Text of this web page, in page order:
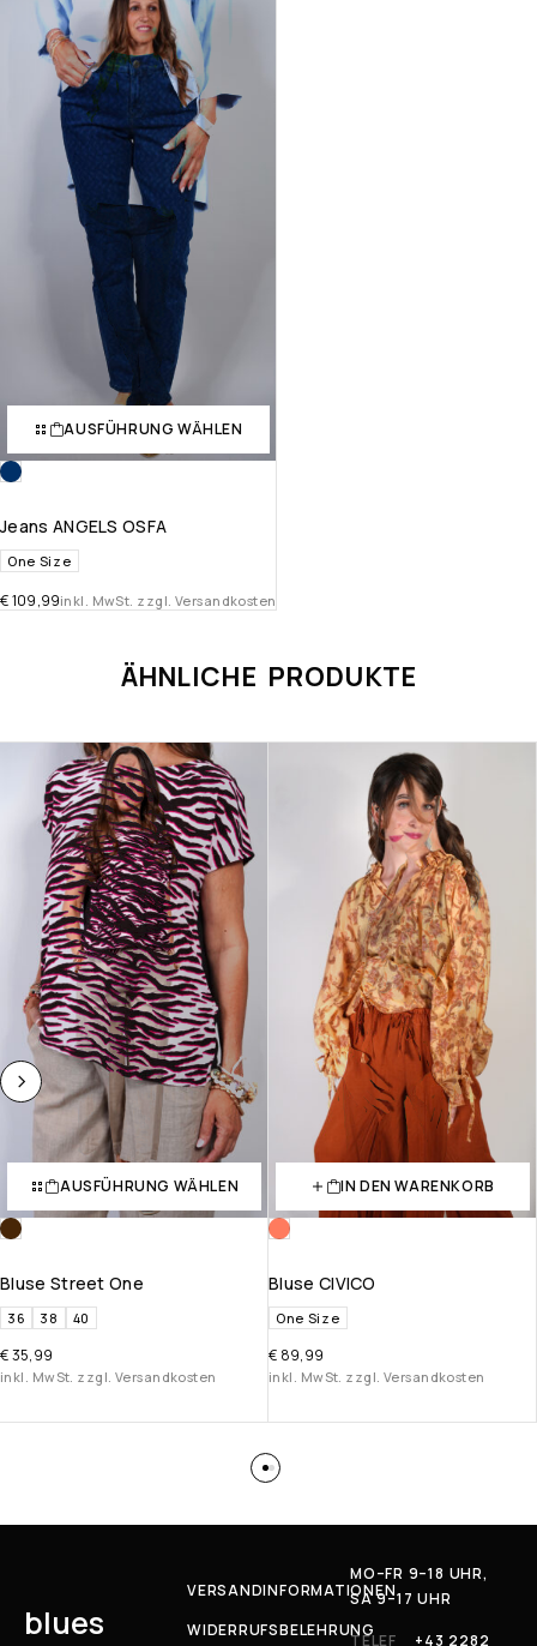
AUSFÜHRUNG WÄHLEN
Jeans ANGELS OSFA
One Size
€109,99inkl. MwSt. zzgl. Versandkosten
ÄHNLICHE PRODUKTE
AUSFÜHRUNG WÄHLEN
Bluse Street One
36 38 40
€35,99
inkl. MwSt. zzgl. Versandkosten
IN DEN WARENKORB
Bluse CIVICO
One Size
€ 89,99
inkl. MwSt. zzgl. Versandkosten
blues
VERSANDINFORMATIONEN
WIDERRUFSBELEHRUNG
MO–FR 9–18 UHR,
SA 9–17 UHR
TELEF
+43 2282